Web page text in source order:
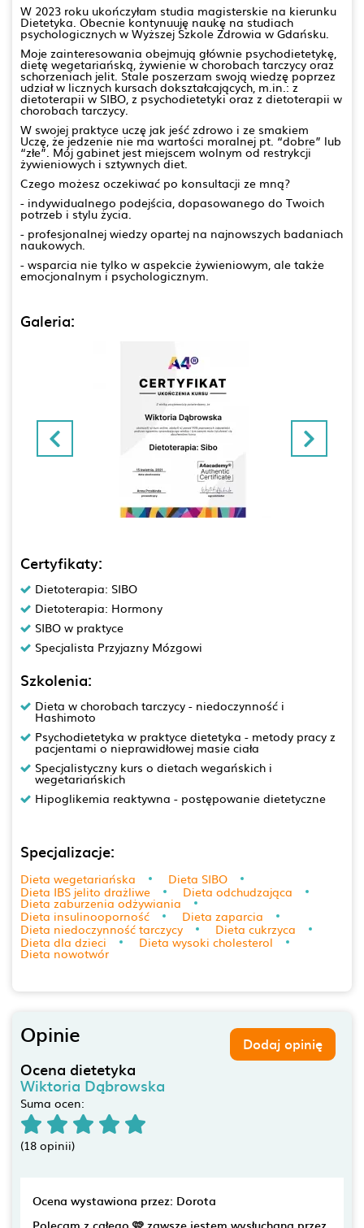
W 2023 roku ukończyłam studia magisterskie na kierunku
Dietetyka. Obecnie kontynuuję naukę na studiach
psychologicznych w Wyższej Szkole Zdrowia w Gdańsku.
Moje zainteresowania obejmują głównie psychodietetykę,
dietę wegetariańską, żywienie w chorobach tarczycy oraz
schorzeniach jelit. Stale poszerzam swoją wiedzę poprzez
udział w licznych kursach dokształcających, m.in.: z
dietoterapii w SIBO, z psychodietetyki oraz z dietoterapii w
chorobach tarczycy.
W swojej praktyce uczę jak jeść zdrowo i ze smakiem
Uczę, że jedzenie nie ma wartości moralnej pt. “dobre” lub
“złe”. Mój gabinet jest miejscem wolnym od restrykcji
żywieniowych i sztywnych diet.
Czego możesz oczekiwać po konsultacji ze mną?
- indywidualnego podejścia, dopasowanego do Twoich
potrzeb i stylu życia.
- profesjonalnej wiedzy opartej na najnowszych badaniach
naukowych.
- wsparcia nie tylko w aspekcie żywieniowym, ale także
emocjonalnym i psychologicznym.
Galeria:
Certyfikaty:
Dietoterapia: SIBO
Dietoterapia: Hormony
SIBO w praktyce
Specjalista Przyjazny Mózgowi
Szkolenia:
Dieta w chorobach tarczycy - niedoczynność i
Hashimoto
Psychodietetyka w praktyce dietetyka - metody pracy z
pacjentami o nieprawidłowej masie ciała
Specjalistyczny kurs o dietach wegańskich i
wegetariańskich
Hipoglikemia reaktywna - postępowanie dietetyczne
Specjalizacje:
Dieta wegetariańska
Dieta SIBO
Dieta IBS jelito drażliwe
Dieta odchudzająca
Dieta zaburzenia odżywiania
Dieta insulinooporność
Dieta zaparcia
Dieta niedoczynność tarczycy
Dieta cukrzyca
Dieta dla dzieci
Dieta wysoki cholesterol
Dieta nowotwór
Opinie Dodaj opinię
Ocena dietetyka
Wiktoria Dąbrowska
Suma ocen:
(18 opinii)
Ocena wystawiona przez: Dorota